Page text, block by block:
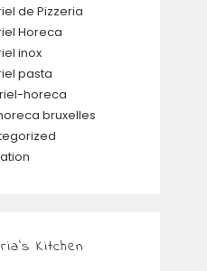
de Pizzeria
Horeca
inox
pasta
horeca
bruxelles
Kitchen